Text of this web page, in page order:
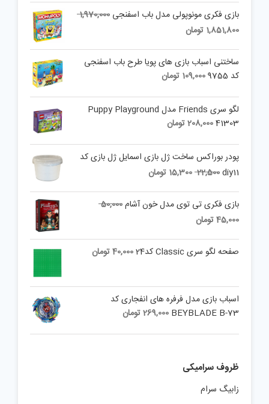
بازی فکری مونوپولی مدل باب اسفنجی 1,970,000
Original
price
was:
1,970,000 تومان.
1,851,800 تومان
is:
1,851,800 تومان.
ساختنی اسباب بازی های پویا طرح باب اسفنجی
کد 9755
109,000 تومان
لگو سری Friends مدل Puppy Playground
41303
208,000تومان
پودر بوراکس ساخت ژل بازی اسمایل ژل بازی کد
diy11
22,500
Original
was:
22,500 تومان.
15,300 تومان
is:
15,300 تومان.
بازی فکری تی توی مدل خون آشام50,000
Original
50,000 تومان.
45,000تومان
45,000 تومان.
صفحه لگو سری Classic کد24 40,000تومان
اسباب بازی مدل فرفره های انفجاری کد
BEYBLADE B-73
269,000تومان
ظروف سرامیکی
زابیگ سرام